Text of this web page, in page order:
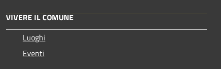
VIVERE IL COMUNE
Luoghi
Eventi